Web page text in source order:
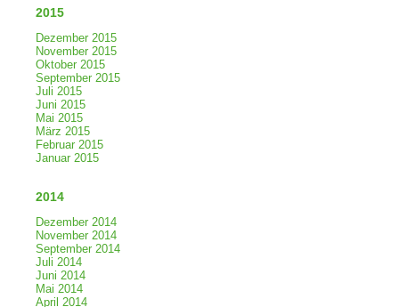
2015
Dezember 2015
November 2015
Oktober 2015
September 2015
Juli 2015
Juni 2015
Mai 2015
März 2015
Februar 2015
Januar 2015
2014
Dezember 2014
November 2014
September 2014
Juli 2014
Juni 2014
Mai 2014
April 2014